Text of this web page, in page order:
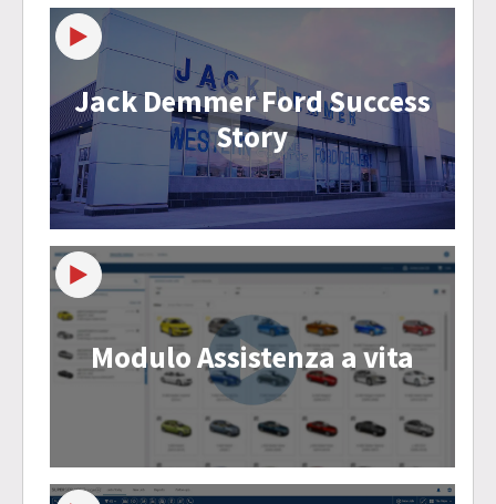
Jack Demmer Ford Success
Story
Modulo Assistenza a vita